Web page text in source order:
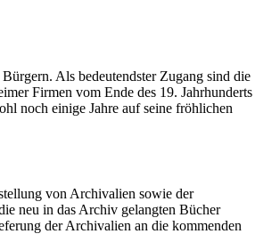
Als bedeutendster Zugang sind die
Firmen vom Ende des 19. Jahrhunderts
noch einige Jahre auf seine fröhlichen
von Archivalien sowie der
neu in das Archiv gelangten Bücher
der Archivalien an die kommenden